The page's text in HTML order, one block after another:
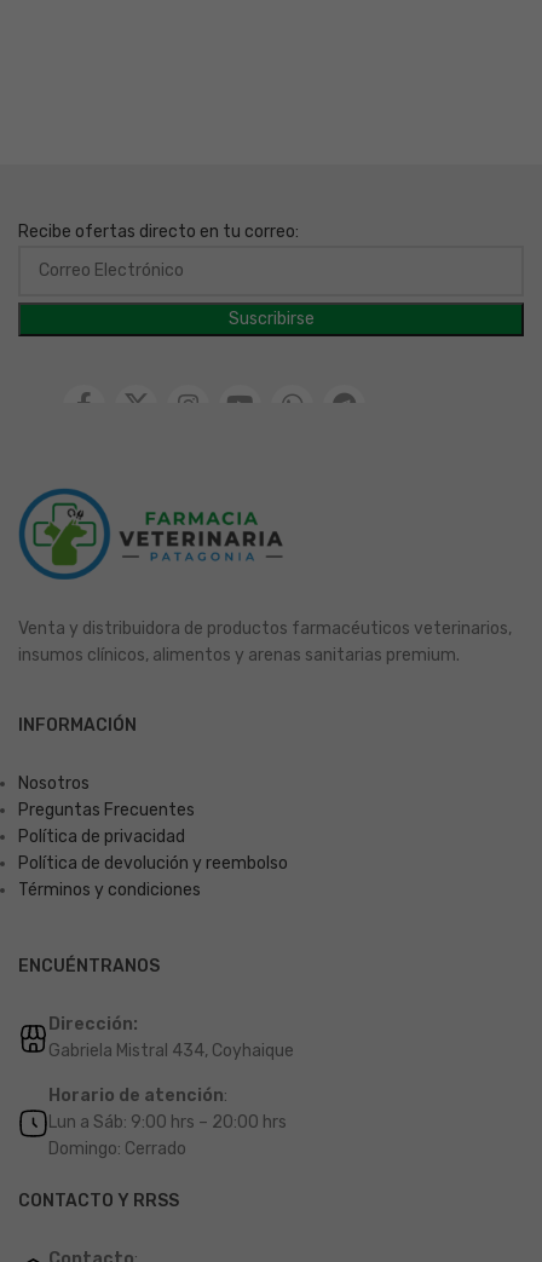
Recibe ofertas directo en tu correo:
Venta y distribuidora de productos farmacéuticos veterinarios,
insumos clínicos, alimentos y arenas sanitarias premium.
INFORMACIÓN
Nosotros
Preguntas Frecuentes
Política de privacidad
Política de devolución y reembolso
Términos y condiciones
ENCUÉNTRANOS
Dirección:
Gabriela Mistral 434, Coyhaique
Horario de atención:
Lun a Sáb: 9:00 hrs – 20:00 hrs
Domingo: Cerrado
CONTACTO Y RRSS